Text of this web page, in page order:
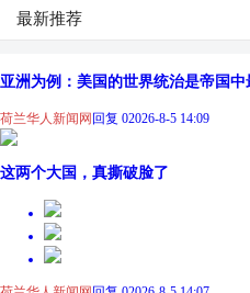
最新推荐
亚洲为例：美国的世界统治是帝国中
荷兰华人新闻网回复 02026-8-5 14:09
这两个大国，真撕破脸了